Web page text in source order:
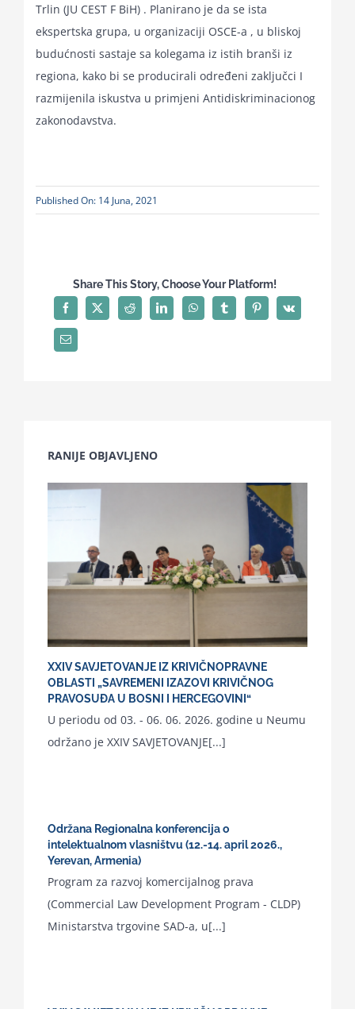
Trlin (JU CEST F BiH) . Planirano je da se ista
ekspertska grupa, u organizaciji OSCE-a , u bliskoj
budućnosti sastaje sa kolegama iz istih branši iz
regiona, kako bi se producirali određeni zaključci I
razmijenila iskustva u primjeni Antidiskriminacionog
zakonodavstva.
Published On: 14 Juna, 2021
Share This Story, Choose Your Platform!
RANIJE OBJAVLJENO
XXIV SAVJETOVANJE IZ KRIVIČNOPRAVNE
OBLASTI „SAVREMENI IZAZOVI KRIVIČNOG
PRAVOSUĐA U BOSNI I HERCEGOVINI“
U periodu od 03. - 06. 06. 2026. godine u Neumu
održano je XXIV SAVJETOVANJE[...]
Održana Regionalna konferencija o
intelektualnom vlasništvu (12.-14. april 2026.,
Yerevan, Armenia)
Program za razvoj komercijalnog prava
(Commercial Law Development Program - CLDP)
Ministarstva trgovine SAD-a, u[...]